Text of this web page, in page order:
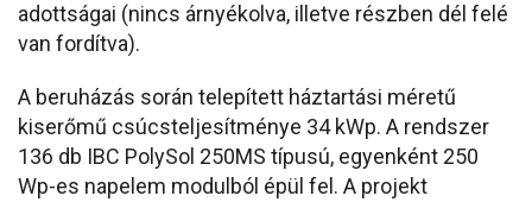
adottságai (nincs árnyékolva, illetve részben dél felé
van fordítva).
A beruházás során telepített háztartási méretű
kiserőmű csúcsteljesítménye 34 kWp. A rendszer
136 db IBC PolySol 250MS típusú, egyenként 250
Wp-es napelem modulból épül fel. A projekt